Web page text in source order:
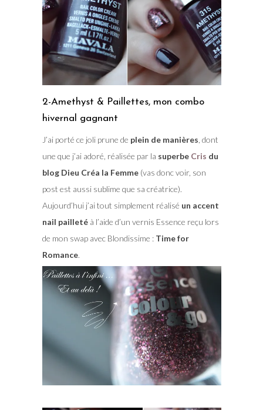
2-Amethyst & Paillettes, mon combo
hivernal gagnant
J’ai porté ce joli prune de plein de manières , dont
une que j’ai adoré, réalisée par la superbe Cris du
blog Dieu Créa la Femme(vas donc voir, son
post est aussi sublime que sa créatrice).
Aujourd’hui j’ai tout simplement réalisé un accent
nail pailletéà l’aide d’un vernis Essence reçu lors
de mon swap avec Blondissime : Time for
Romance.